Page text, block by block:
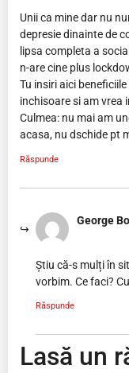
Unii ca mine dar nu
depresie dinainte de
lipsa completa a
n-are cine plus
Tu insiri aici
inchisoare si am vrea
Culmea: nu mai am
acasa, nu dschide pt
Răspunde
George
Știu că-s mulți în
vorbim. Ce faci?
Răspunde
Lasă un